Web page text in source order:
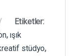
Etiketler:
, ışık
stüdyo,